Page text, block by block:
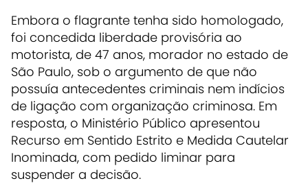
Embora o flagrante tenha sido homologado,
foi concedida liberdade provisória ao
motorista, de 47 anos, morador no estado de
São Paulo, sob o argumento de que não
possuía antecedentes criminais nem indícios
de ligação com organização criminosa. Em
resposta, o Ministério Público apresentou
Recurso em Sentido Estrito e Medida Cautelar
Inominada, com pedido liminar para
suspender a decisão.